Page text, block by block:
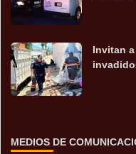
Invitan
MEDIOS DE